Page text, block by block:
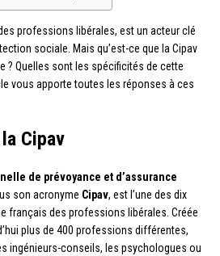
professions libérales, est un acteur clé
sociale. Mais qu’est-ce que la Cipav
? Quelles sont les spécificités de cette
vous apporte toutes les réponses à ces
Cipav
de prévoyance et d’assurance
son acronyme Cipav, est l’une des dix
français des professions libérales. Créée
plus de 400 professions différentes,
ingénieurs-conseils, les psychologues ou